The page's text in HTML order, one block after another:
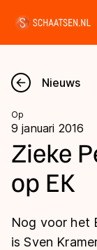
Nieuws
Kalender
Disciplines
Langebaan
Uitslagen
Nieuws
Op
9 januari 2016
Zieke
op EK
Nog voor het
is Sven